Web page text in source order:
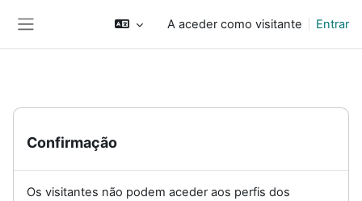
A aceder como visitante Entrar
Confirmação
Os visitantes não podem aceder aos perfis dos